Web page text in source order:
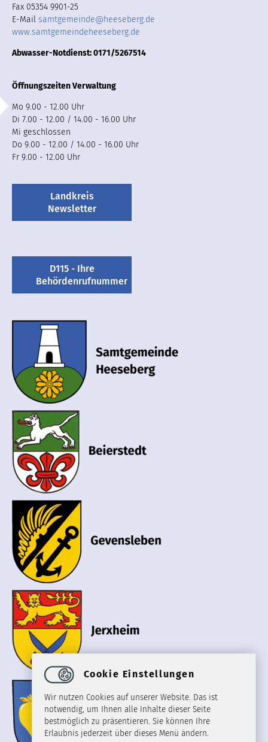
Fax 05354 9901-25
E-Mail samtgemeinde@heeseberg.de
www.samtgemeindeheeseberg.de
Abwasser-Notdienst: 0171/5267514
Öffnungszeiten Verwaltung
Mo 9.00 - 12.00 Uhr
Di 7.00 - 12.00 / 14.00 - 16.00 Uhr
Mi geschlossen
Do 9.00 - 12.00 / 14.00 - 16.00 Uhr
Fr 9.00 - 12.00 Uhr
Landkreis
Newsletter
D115 - Ihre
Behördenrufnummer
Cookie Einstellungen
Wir nutzen Cookies auf unserer Website. Das ist
notwendig, um Ihnen alle Inhalte dieser Seite
bestmöglich zu präsentieren. Sie können Ihre
Erlaubnis jederzeit über dieses Menü ändern.